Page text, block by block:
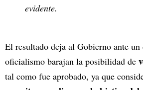
evidente.
El resultado deja al Gobierno ante
oficialismo barajan la posibilidad de
tal como fue aprobado, ya que